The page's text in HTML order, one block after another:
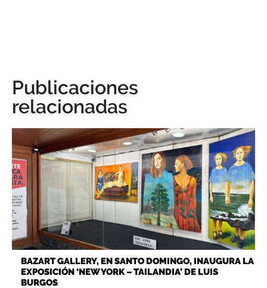
Publicaciones
relacionadas
BAZART GALLERY, EN SANTO DOMINGO, INAUGURA LA
EXPOSICIÓN ‘NEW YORK – TAILANDIA’ DE LUIS
BURGOS